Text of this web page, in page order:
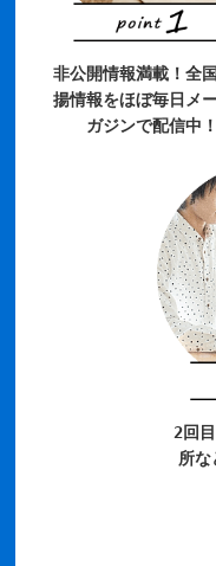
非公開情報満載！全
揚情報をほぼ毎日メ
ガジンで配信中！
2回
所な